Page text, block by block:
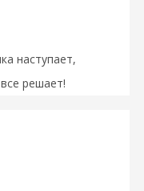
наступает,
решает!